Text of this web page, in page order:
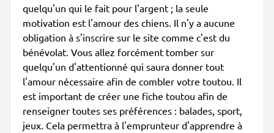
quelqu'un qui le fait pour l'argent ; la seule
motivation est l'amour des chiens. Il n'y a aucune
obligation à s'inscrire sur le site comme c'est du
bénévolat. Vous allez forcément tomber sur
quelqu'un d'attentionné qui saura donner tout
l'amour nécessaire afin de combler votre toutou. Il
est important de créer une fiche toutou afin de
renseigner toutes ses préférences : balades, sport,
jeux. Cela permettra à l'emprunteur d'apprendre à